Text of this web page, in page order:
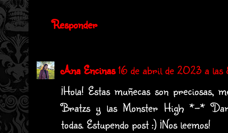
Responder
Ana Encinas16 de abril de 2023 a las
¡Hola! Estas muñecas son preciosas,
Bratzs y las Monster High *-* Dan
todas. Estupendo post :) ¡Nos leemos!